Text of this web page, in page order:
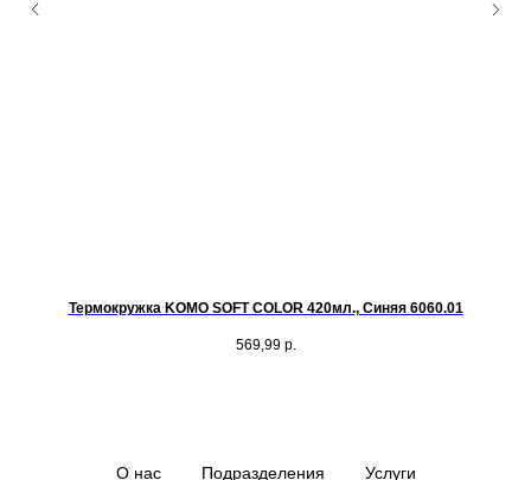
Термокружка KOMO SOFT COLOR 420мл., Синяя 6060.01
569,99 р.
О нас Подразделения Услуги